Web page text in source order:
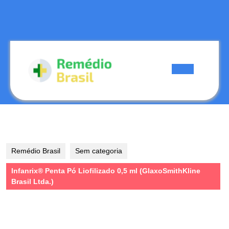
Remédio Brasil Sem categoria
Infanrix® Penta Pó Liofilizado 0,5 ml (GlaxoSmithKline
Brasil Ltda.)